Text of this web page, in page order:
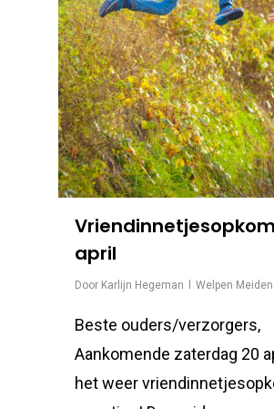
april
Door Karlijn Hegeman Welpen Meiden
Beste ouders/verzorgers,
Aankomende zaterdag 20
het weer